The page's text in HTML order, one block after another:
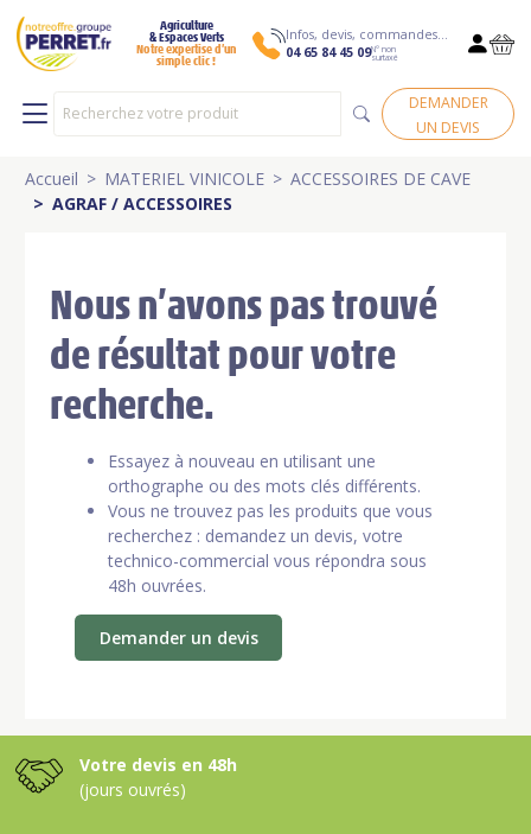
Agriculture
& Espaces Verts
Notre expertise d’un
simple clic !
Infos, devis, commandes…
04 65 84 45 09N° non
surtaxé
DEMANDER
UN DEVIS
Accueil MATERIEL VINICOLE
ACCESSOIRES DE CAVE
AGRAF / ACCESSOIRES
Nous n’avons pas trouvé
de résultat pour votre
recherche.
Essayez à nouveau en utilisant une
orthographe ou des mots clés différents.
Vous ne trouvez pas les produits que vous
recherchez : demandez un devis, votre
technico-commercial vous répondra sous
48h ouvrées.
Demander un devis
Votre devis en 48h
(jours ouvrés)